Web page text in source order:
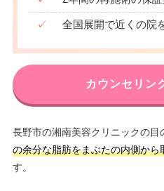
✓ 全国展開で近くの院
カウンセリン
長野市の湘南美容クリニックの目
の余分な脂肪をまぶたの内側から
す。